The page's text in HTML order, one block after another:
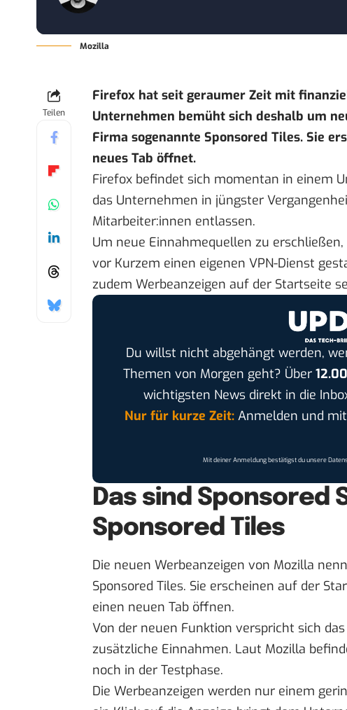
Mozilla
Teilen
Firefox hat seit geraumer Zeit mit
Unternehmen bemüht sich deshalb um
Firma sogenannte Sponsored Tiles. Sie
neues Tab öffnet.
Firefox befindet sich momentan in einem
das Unternehmen in jüngster
Mitarbeiter:innen entlassen.
Um neue Einnahmequellen zu
vor Kurzem einen eigenen VPN-Dienst
zudem Werbeanzeigen auf der Startseite
Du willst nicht abgehängt werden,
Themen von Morgen geht? Über
wichtigsten News direkt in die
Nur für kurze Zeit:Anmelden und mit
Mit deiner Anmeldung bestätigst du unsere
Das sind
Sponsored Tiles
Die neuen Werbeanzeigen von Mozilla
Sponsored Tiles. Sie erscheinen auf der
einen neuen Tab öffnen.
Von der neuen Funktion verspricht sich
zusätzliche Einnahmen. Laut Mozilla
noch in der Testphase.
Die Werbeanzeigen werden nur einem